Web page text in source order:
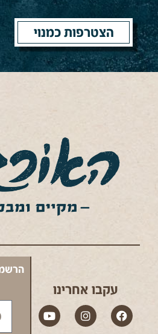
הצטרפות כמנוי
עקבו אחרינו